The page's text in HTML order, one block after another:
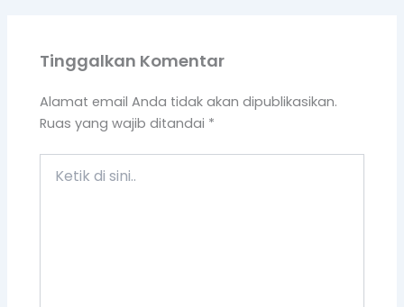
Tinggalkan Komentar
Alamat email Anda tidak akan dipublikasikan.
Ruas yang wajib ditandai *